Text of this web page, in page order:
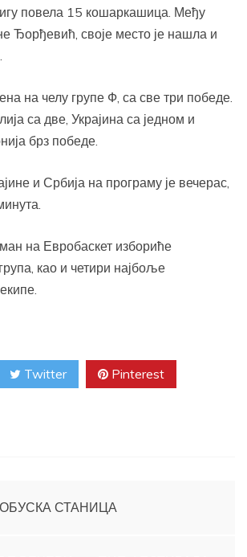
повела 15 кошаркашица. Међу
Ђорђевић, своје место је нашла и
на челу групе Ф, са све три победе.
са две, Украјина са једном и
брз победе.
и Србија на програму је вечерас,
на Евробаскет избориће
као и четири најбоље
Twitter Pinterest
СТАНИЦА